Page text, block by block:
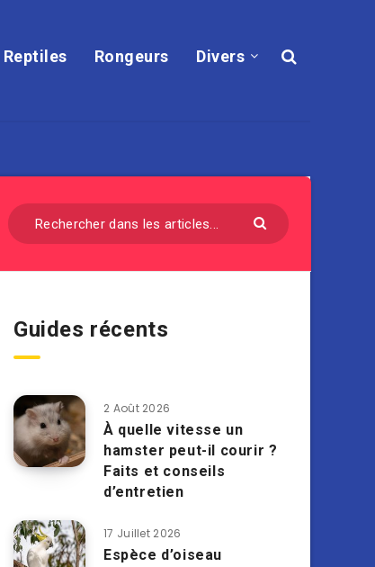
Reptiles Rongeurs Divers
Guides récents
2 Août 2026
À quelle vitesse un
hamster peut-il courir ?
Faits et conseils
d’entretien
17 Juillet 2026
Espèce d’oiseau